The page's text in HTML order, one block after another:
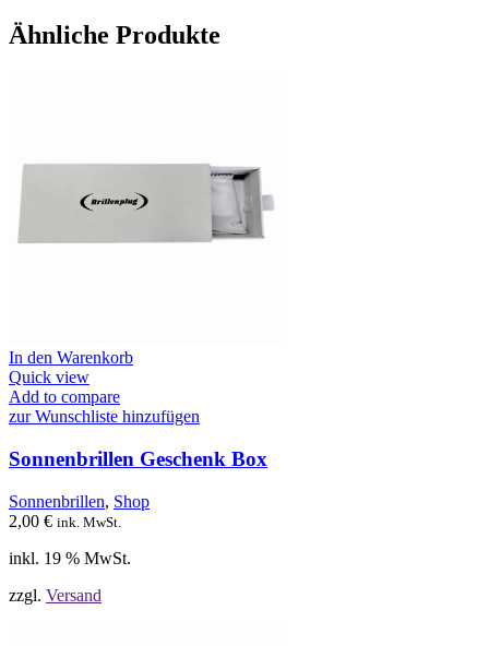
Ähnliche Produkte
In den Warenkorb
Quick view
Add to compare
zur Wunschliste hinzufügen
Sonnenbrillen Geschenk Box
Sonnenbrillen, Shop
2,00 € ink. MwSt.
inkl. 19 % MwSt.
zzgl. Versand